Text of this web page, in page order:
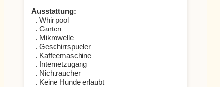
Ausstattung:
. Whirlpool
. Garten
. Mikrowelle
. Geschirrspueler
. Kaffeemaschine
. Internetzugang
. Nichtraucher
. Keine Hunde erlaubt